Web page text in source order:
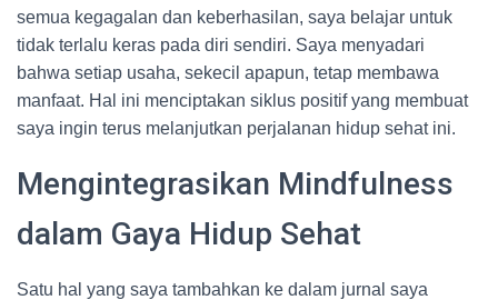
semua kegagalan dan keberhasilan, saya belajar untuk
tidak terlalu keras pada diri sendiri. Saya menyadari
bahwa setiap usaha, sekecil apapun, tetap membawa
manfaat. Hal ini menciptakan siklus positif yang membuat
saya ingin terus melanjutkan perjalanan hidup sehat ini.
Mengintegrasikan Mindfulness
dalam Gaya Hidup Sehat
Satu hal yang saya tambahkan ke dalam jurnal saya